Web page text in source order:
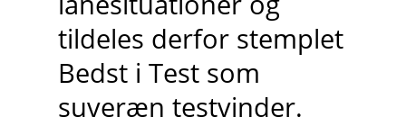
tildeles derfor stemplet
Bedst i Test som
suveræn testvinder.